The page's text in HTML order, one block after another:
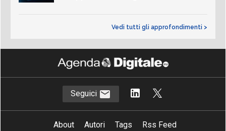
Vedi tutti gli approfondimenti >
Seguici
About Autori Tags
Rss Feed